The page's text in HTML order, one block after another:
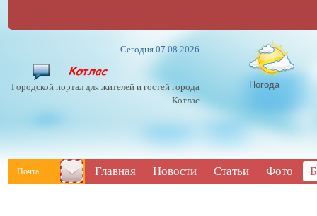
Сегодня 07.08.2026
Городской портал для жителей и гостей города
Котлас
Погода
Почта Главная Новости Статьи Фото